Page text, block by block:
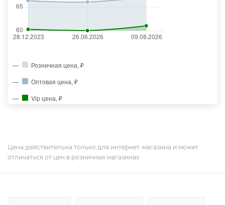
Розничная цена, ₽
Оптовая цена, ₽
Vip цена, ₽
Цена действительна только для интернет-магазина и может
отличаться от цен в розничных магазинах